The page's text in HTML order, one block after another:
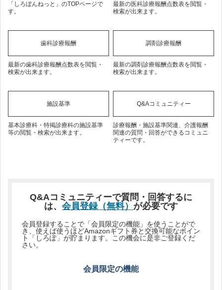
「しろぼんねっと」のTOPページで
す。
最新の医科診療報酬点数表を閲覧・
検索が出来ます。
歯科診療報酬
最新の歯科診療報酬点数表を閲覧・
検索が出来ます。
調剤診療報酬
最新の調剤診療報酬点数表を閲覧・
検索が出来ます。
施設基準
基本診療科・特掲診療科の施設基準
等の閲覧・検索が出来ます。
Q&Aコミュニティー
診療報酬・施設基準関連、介護報酬
関連の質問・回答ができるコミュニ
ティーです。
Q&Aコミュニティーで質問・回答するに
は、 会員登録（無料） が必要です
会員登録することで「会員限定の機能」を使うことがで
き、使えば使うほどAmazonギフト券と交換可能なポイン
ト「しろぽ」が貯まります。この機会に是非ご登録くだ
さい。
会員限定の機能